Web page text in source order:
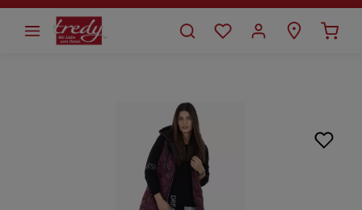
springen